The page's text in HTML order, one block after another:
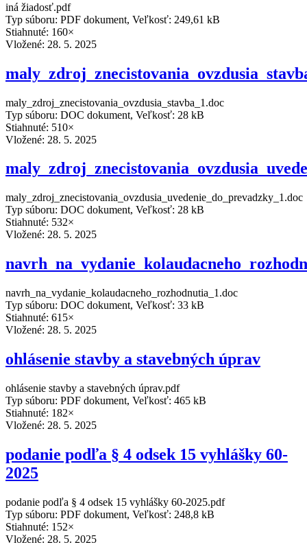
iná žiadosť.pdf
Typ súboru: PDF dokument, Veľkosť: 249,61 kB
Stiahnuté: 160×
Vložené: 28. 5. 2025
maly_zdroj_znecistovania_ovzdusia_stavba_1.doc
Typ súboru: DOC dokument, Veľkosť: 28 kB
Stiahnuté: 510×
Vložené: 28. 5. 2025
maly_zdroj_znecistovania_ovzdusia_uvedenie_do_prevadzky_1.doc
Typ súboru: DOC dokument, Veľkosť: 28 kB
Stiahnuté: 532×
Vložené: 28. 5. 2025
navrh_na_vydanie_kolaudacneho_rozhodnutia_1.doc
Typ súboru: DOC dokument, Veľkosť: 33 kB
Stiahnuté: 615×
Vložené: 28. 5. 2025
ohlásenie stavby a stavebných úprav
ohlásenie stavby a stavebných úprav.pdf
Typ súboru: PDF dokument, Veľkosť: 465 kB
Stiahnuté: 182×
Vložené: 28. 5. 2025
podanie podľa § 4 odsek 15 vyhlášky 60-
2025
podanie podľa § 4 odsek 15 vyhlášky 60-2025.pdf
Typ súboru: PDF dokument, Veľkosť: 248,8 kB
Stiahnuté: 152×
Vložené: 28. 5. 2025